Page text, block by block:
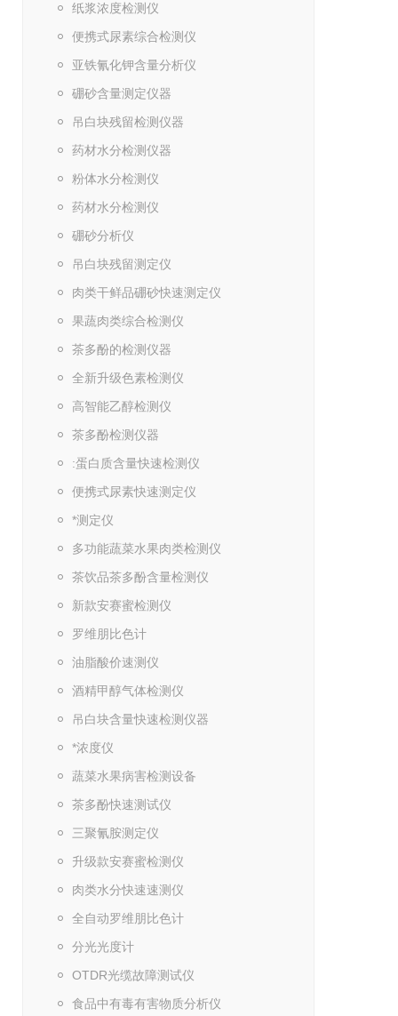
纸浆浓度检测仪
便携式尿素综合检测仪
亚铁氰化钾含量分析仪
硼砂含量测定仪器
吊白块残留检测仪器
药材水分检测仪器
粉体水分检测仪
药材水分检测仪
硼砂分析仪
吊白块残留测定仪
肉类干鲜品硼砂快速测定仪
果蔬肉类综合检测仪
茶多酚的检测仪器
全新升级色素检测仪
高智能乙醇检测仪
茶多酚检测仪器
:蛋白质含量快速检测仪
便携式尿素快速测定仪
*测定仪
多功能蔬菜水果肉类检测仪
茶饮品茶多酚含量检测仪
新款安赛蜜检测仪
罗维朋比色计
油脂酸价速测仪
酒精甲醇气体检测仪
吊白块含量快速检测仪器
*浓度仪
蔬菜水果病害检测设备
茶多酚快速测试仪
三聚氰胺测定仪
升级款安赛蜜检测仪
肉类水分快速速测仪
全自动罗维朋比色计
分光光度计
OTDR光缆故障测试仪
食品中有毒有害物质分析仪